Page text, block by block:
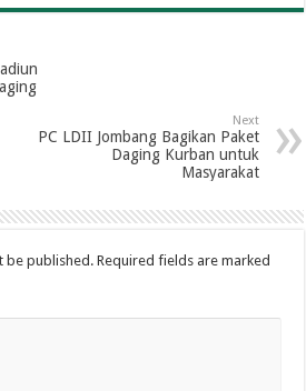
Next
PC LDII Jombang Bagikan Paket
Daging Kurban untuk
Masyarakat
be published. Required fields are marked